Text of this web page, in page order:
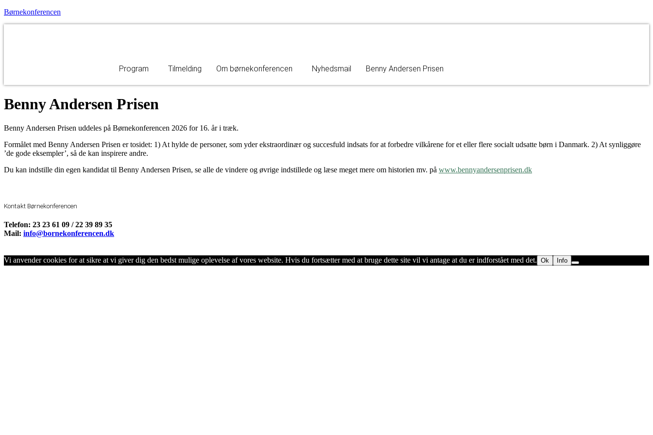
Børnekonferencen
Program Tilmelding Om børnekonferencen Nyhedsmail Benny Andersen Prisen
Benny Andersen Prisen
Benny Andersen Prisen uddeles på Børnekonferencen 2026 for 16. år i træk.
Formålet med Benny Andersen Prisen er tosidet: 1) At hylde de personer, som yder ekstraordinær og succesfuld indsats for at forbedre vilkårene for et eller flere socialt udsatte børn i Danmark. 2) At synliggøre
’de gode eksempler’, så de kan inspirere andre.
Du kan indstille din egen kandidat til Benny Andersen Prisen, se alle de vindere og øvrige indstillede og læse meget mere om historien mv. på www.bennyandersenprisen.dk
Kontakt Børnekonferencen
Telefon: 23 23 61 09 / 22 39 89 35
Mail: info@bornekonferencen.dk
Vi anvender cookies for at sikre at vi giver dig den bedst mulige oplevelse af vores website. Hvis du fortsætter med at bruge dette site vil vi antage at du er indforstået med det. Ok Info